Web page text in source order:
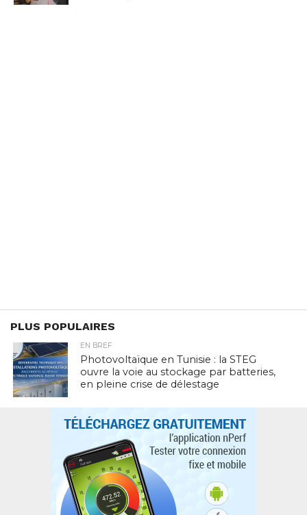
PLUS POPULAIRES
EN BREF
Photovoltaïque en Tunisie : la STEG
ouvre la voie au stockage par batteries,
en pleine crise de délestage